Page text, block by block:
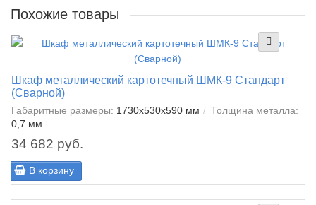
Похожие товары
Шкаф металлический картотечный ШМК-9 Стандарт
(Сварной)
Габаритные размеры: 1730x530x590 мм
Толщина металла:
0,7 мм
34 682 руб.
В корзину